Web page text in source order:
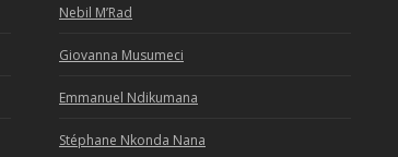
Nebil M’Rad
Giovanna Musumeci
Emmanuel Ndikumana
Stéphane Nkonda Nana